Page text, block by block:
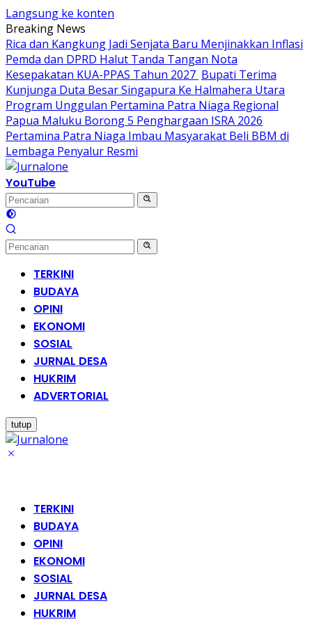
Langsung ke konten
Breaking News
Rica dan Kangkung Jadi Senjata Baru Menjinakkan Inflasi
Pemda dan DPRD Halut Tanda Tangan Nota
Kesepakatan KUA-PPAS Tahun 2027 Bupati Terima
Kunjunga Duta Besar Singapura Ke Halmahera Utara
Program Unggulan Pertamina Patra Niaga Regional
Papua Maluku Borong 5 Penghargaan ISRA 2026
Pertamina Patra Niaga Imbau Masyarakat Beli BBM di
Lembaga Penyalur Resmi
YouTube
TERKINI
BUDAYA
OPINI
EKONOMI
SOSIAL
JURNAL DESA
HUKRIM
ADVERTORIAL
tutup
TERKINI
BUDAYA
OPINI
EKONOMI
SOSIAL
JURNAL DESA
HUKRIM